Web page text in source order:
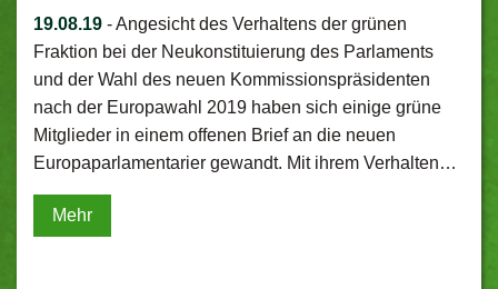
19.08.19 -Angesicht des Verhaltens der grünen
Fraktion bei der Neukonstituierung des Parlaments
und der Wahl des neuen Kommissionspräsidenten
nach der Europawahl 2019 haben sich einige grüne
Mitglieder in einem offenen Brief an die neuen
Europaparlamentarier gewandt. Mit ihrem Verhalten…
Mehr